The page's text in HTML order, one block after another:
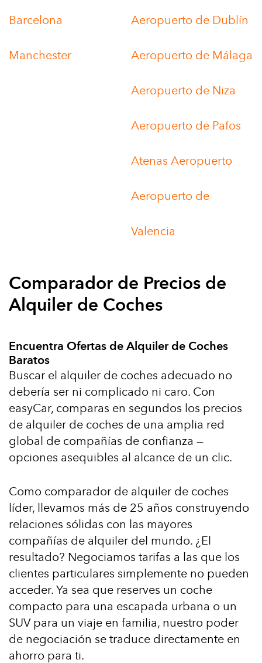
Barcelona
Manchester
Aeropuerto de Dublín
Aeropuerto de Málaga
Aeropuerto de Niza
Aeropuerto de Pafos
Atenas Aeropuerto
Aeropuerto de
Valencia
Comparador de Precios de
Alquiler de Coches
Encuentra Ofertas de Alquiler de Coches
Baratos
Buscar el alquiler de coches adecuado no
debería ser ni complicado ni caro. Con
easyCar, comparas en segundos los precios
de alquiler de coches de una amplia red
global de compañías de confianza —
opciones asequibles al alcance de un clic.
Como comparador de alquiler de coches
líder, llevamos más de 25 años construyendo
relaciones sólidas con las mayores
compañías de alquiler del mundo. ¿El
resultado? Negociamos tarifas a las que los
clientes particulares simplemente no pueden
acceder. Ya sea que reserves un coche
compacto para una escapada urbana o un
SUV para un viaje en familia, nuestro poder
de negociación se traduce directamente en
ahorro para ti.